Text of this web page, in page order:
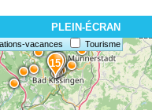
PLEIN-ÉCRAN
vacances Tourisme
15
14